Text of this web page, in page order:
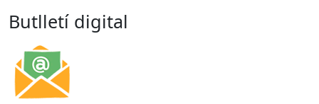
Butlletí digital